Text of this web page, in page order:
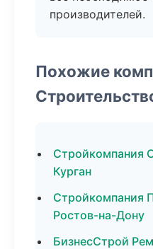
производителей.
Похожие
Стройкомпания
Курган
Стройкомпания
Ростов-на-Дону
БизнесСтрой